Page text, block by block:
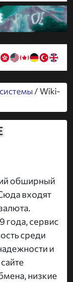
/ Wiki-
обширный
входят
года, сервис
среди
и
низкие